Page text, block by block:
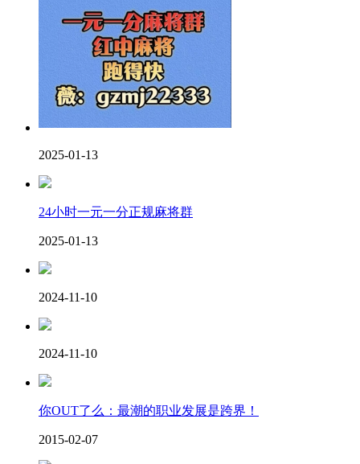
2025-01-13
24小时一元一分正规麻将群
2025-01-13
2024-11-10
2024-11-10
你OUT了么：最潮的职业发展是跨界！
2015-02-07